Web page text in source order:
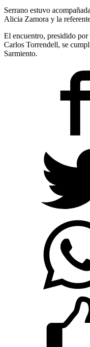
Serrano estuvo
Alicia Zamora y la
El encuentro, presidido
Carlos Torrendell, se
Sarmiento.